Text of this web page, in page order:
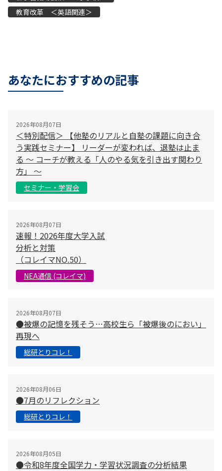
教育改革 ＜英語関連＞
あなたにおすすめの記事
2026年08月07日
＜特別配信＞ 【他塾のリアルと自塾の課題に向き合
う実践セミナー】 リーダーが変われば、退塾は止ま
る 〜 コーチが教える「人のやる気を引き出す関わり
方」 〜
セミナー・学習会
2026年08月07日
速報！2026年度大学入試
分析と対策
（コレイマNO.50）
NEA通信 (コレイマ)
2026年08月07日
●被爆の記憶を残そう…高校生ら「被爆後のにおい」
再現へ
総研とりコレ！
2026年08月06日
●7月のリフレクション
総研とりコレ！
2026年08月05日
●令和8年度全国学力・学習状況調査の分析結果